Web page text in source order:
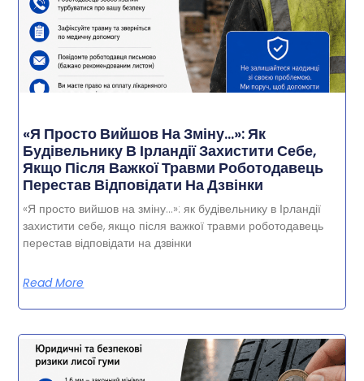
«Я Просто Вийшов На Зміну…»: Як
Будівельнику В Ірландії Захистити Себе,
Якщо Після Важкої Травми Роботодавець
Перестав Відповідати На Дзвінки
«Я просто вийшов на зміну…»: як будівельнику в Ірландії
захистити себе, якщо після важкої травми роботодавець
перестав відповідати на дзвінки
Read More